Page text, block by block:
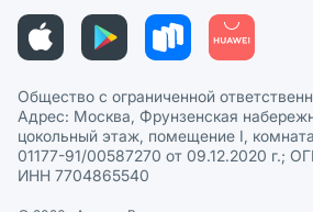
Политика в отношении обработки
Общество с ограниченной
Адрес: Москва, Фрунзенская
цокольный этаж, помещение I,
01177-91/00587270 от 09.12.2020 г.;
ИНН 7704865540